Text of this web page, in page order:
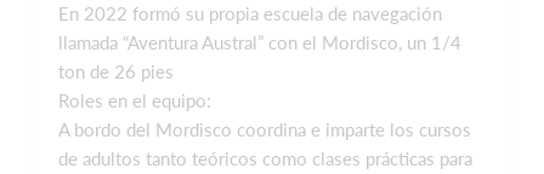
En 2022 formó su propia escuela de navegación
llamada “Aventura Austral” con el Mordisco, un 1/4
ton de 26 pies
Roles en el equipo:
A bordo del Mordisco coordina e imparte los cursos
de adultos tanto teóricos como clases prácticas para